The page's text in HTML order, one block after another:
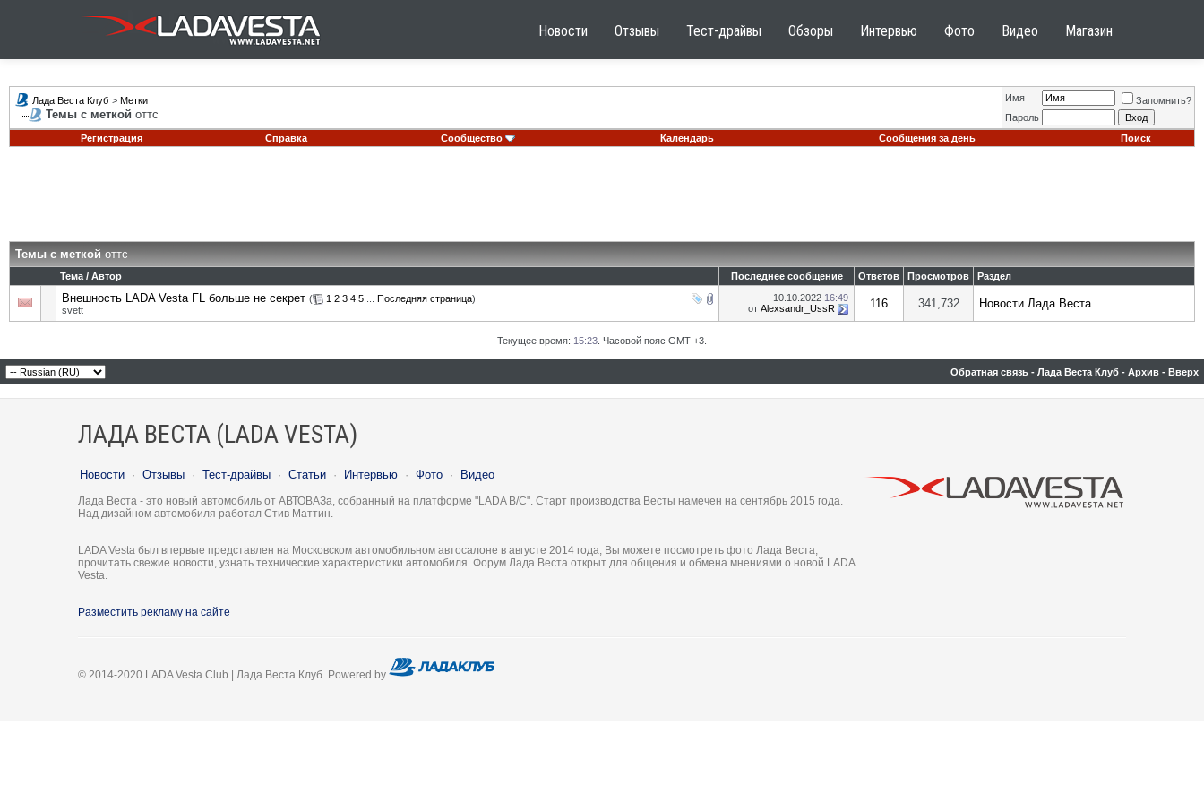
Новости Отзывы Тест-драйвы Обзоры Интервью Фото Видео Магазин
Лада Веста Клуб > Метки
Темы с меткой оттс
Имя
Запомнить?
Пароль
Регистрация
Справка Сообщество Календарь Сообщения за день Поиск
Темы с меткойоттс
Тема / Автор Последнее сообщение Ответов Просмотров Раздел
Внешность LADA Vesta FL больше не секрет ( 1 2 3 4 5 Последняя страница)
svett
10.10.2022 16:49
от Alexsandr_UssR 116 341,732 Новости Лада Веста
Текущее время: 15:23 . Часовой пояс GMT +3.
Обратная связь - Лада Веста Клуб - Архив - Вверх
ЛАДА ВЕСТА (LADA VESTA)
Новости · Отзывы · Тест-драйвы · Статьи · Интервью · Фото · Видео
Лада Веста - это новый автомобиль от АВТОВАЗа, собранный на платформе "LADA B/C". Старт производства Весты намечен на сентябрь 2015 года.
Над дизайном автомобиля работал Стив Маттин.
LADA Vesta был впервые представлен на Московском автомобильном автосалоне в августе 2014 года, Вы можете посмотреть фото Лада Веста,
прочитать свежие новости, узнать технические характеристики автомобиля. Форум Лада Веста открыт для общения и обмена мнениями о новой LADA
Vesta.
Разместить рекламу на сайте
© 2014-2020 LADA Vesta Club | Лада Веста Клуб. Powered by